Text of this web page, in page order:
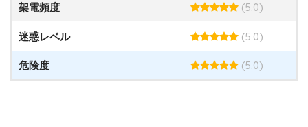
架電頻度 (5.0)
迷惑レベル (5.0)
危険度 (5.0)